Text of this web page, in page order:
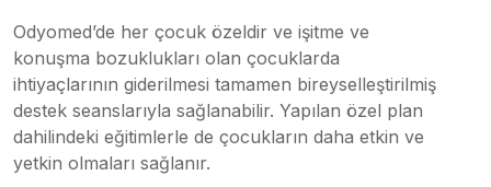
Odyomed’de her çocuk özeldir ve işitme ve
konuşma bozuklukları olan çocuklarda
ihtiyaçlarının giderilmesi tamamen bireyselleştirilmiş
destek seanslarıyla sağlanabilir. Yapılan özel plan
dahilindeki eğitimlerle de çocukların daha etkin ve
yetkin olmaları sağlanır.